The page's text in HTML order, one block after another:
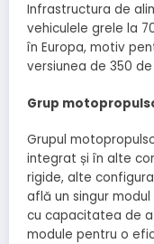
Infrastructura de
vehiculele grele la
în Europa, motiv
versiunea de 350 de
Grup
Grupul
integrat și în alte
rigide, alte
află un singur
cu capacitatea de
module pentru o